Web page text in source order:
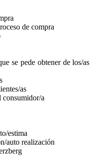
de compra
se pede obtener de los/as
as
consumidor/a
estima
auto realización